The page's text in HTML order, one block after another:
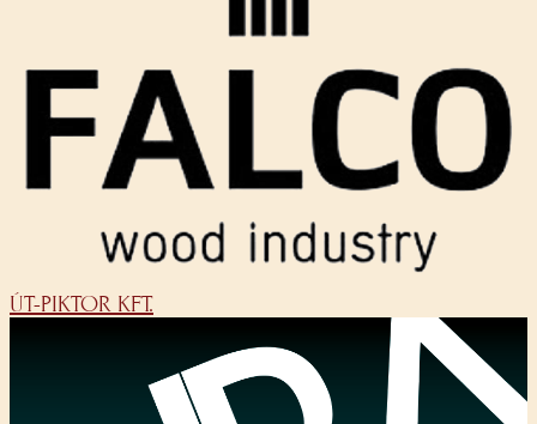
ÚT-PIKTOR KFT.